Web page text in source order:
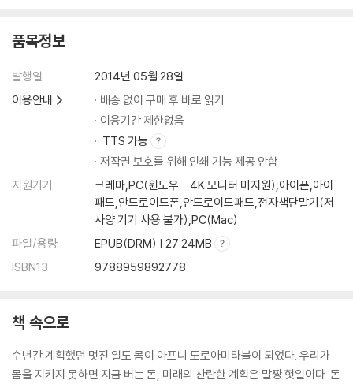
그게 몸이다. 올바른 다이어트는 장기적으로, 서서히, 많은 노력으로, 음식
과 운동을 함께 병행해 가면서 얻은 것이다. 이게 습관으로 굳어질 때 오는
정직한 결과물이다.
?“비만은 질병이다”에서 (p.34)
운동은 돈을 절약해 준다. 형편이 어려운 사람일수록 살림이 나아지기가
쉽지 않다. 건강 때문이다. 먹고 살기 힘드니 자기 몸을 돌보지 않고, 세상
살이가 고달프니 술과 담배를 많이 한다. 그나마 잠깐의 위안이 되기 때문
이다. 젊을 때는 괜찮지만 어느 순간 몸이 망가지면서 그동안 푼푼이 모은
사먹고, 수백만원짜리 진단도 받고, 뭐든 한다. 하지만 꾸준히 운동하는 사
?“가장 비싼 옷은 내 몸이다”에서 (p.40)
4장 운동이 가져다준 선물
01 화가 안 난다 165
03 얼굴이 달라진다 173
05 삶은 예술이 된다 182
06 감정의 촉이 발달한다 185
07 웃는 일이 많아진다 190
08 담배를 좋아하시나요? 193
09 걸으면 살고 누우면 죽는다 198
10 안으로 충만해지는 일 203
에필로그 | 지금 시작하라 217
품목정보
발행일
2014년 05월 28일
이용안내
배송 없이 구매 후 바로 읽기
이용기간 제한없음
TTS 가능
저작권 보호를 위해 인쇄 기능 제공 안함
지원기기
크레마,PC(윈도우 - 4K 모니터 미지원),아이폰,아이
패드,안드로이드폰,안드로이드패드,전자책단말기(저
사양 기기 사용 불가),PC(Mac)
파일/용량
EPUB(DRM) | 27.24MB
ISBN13
9788959892778
책 속으로
수년간 계획했던 멋진 일도 몸이 아프니 도로아미타불이 되었다. 우리가
몸을 지키지 못하면 지금 버는 돈, 미래의 찬란한 계획은 말짱 헛일이다. 돈